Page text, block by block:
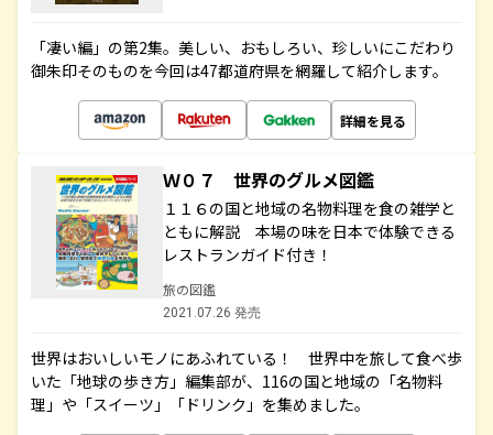
「凄い編」の第2集。美しい、おもしろい、珍しいにこだわり
御朱印そのものを今回は47都道府県を網羅して紹介します。
詳細を見る
Ｗ０７ 世界のグルメ図鑑
１１６の国と地域の名物料理を食の雑学と
ともに解説 本場の味を日本で体験できる
レストランガイド付き！
旅の図鑑
2021.07.26 発売
世界はおいしいモノにあふれている！ 世界中を旅して食べ歩
いた「地球の歩き方」編集部が、116の国と地域の「名物料
理」や「スイーツ」「ドリンク」を集めました。